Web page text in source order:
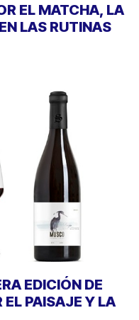
EL MATCHA, LA
LAS RUTINAS
EDICIÓN DE
PAISAJE Y LA